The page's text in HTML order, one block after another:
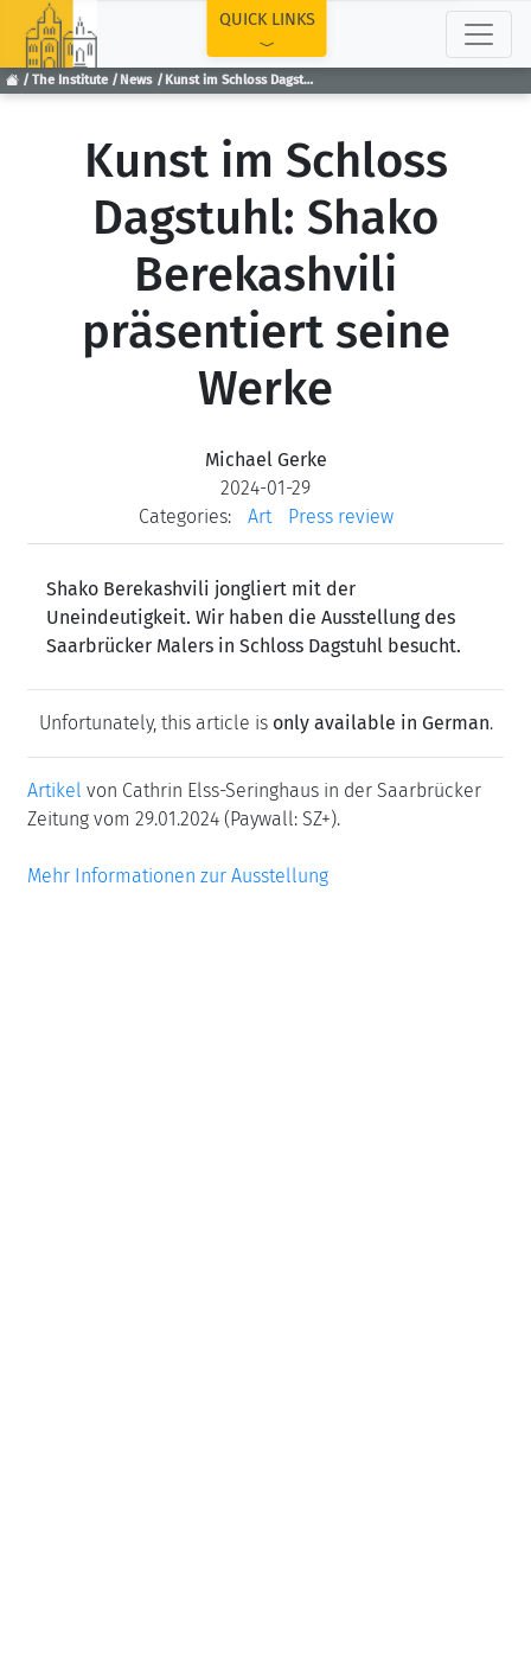
The Institute News Kunst im Schloss Dagstuhl: Shako Berekashvili präsentiert seine Werke
QUICK LINKS
Kunst im Schloss
Dagstuhl: Shako
Berekashvili
präsentiert seine
Werke
Michael Gerke
2024-01-29
Categories:
Art Press review
Shako Berekashvili jongliert mit der
Uneindeutigkeit. Wir haben die Ausstellung des
Saarbrücker Malers in Schloss Dagstuhl besucht.
Unfortunately, this article is only available in German.
Artikel von Cathrin Elss-Seringhaus in der Saarbrücker
Zeitung vom 29.01.2024 (Paywall: SZ+).
Mehr Informationen zur Ausstellung